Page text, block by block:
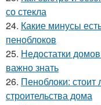
со стекла
24. Какие минусы
пеноблоков
25. Недостатки
важно знать
26. Пеноблоки: стоит
строительства дома